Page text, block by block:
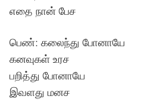
எதை நான் பேச
பெண்: கலைந்து போனாயே
கனவுகள் உரச
பறித்து போனாயே
இவளது மனச